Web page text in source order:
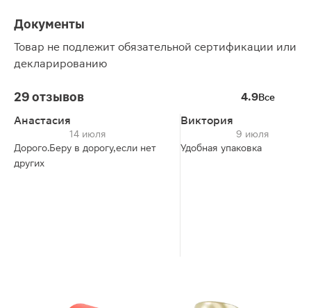
Документы
Товар не подлежит обязательной сертификации или
декларированию
29 отзывов 4.9Все
Анастасия
14 июля
Дорого.Беру в дорогу,если нет
других
Виктория
9 июля
Удобная упаковка